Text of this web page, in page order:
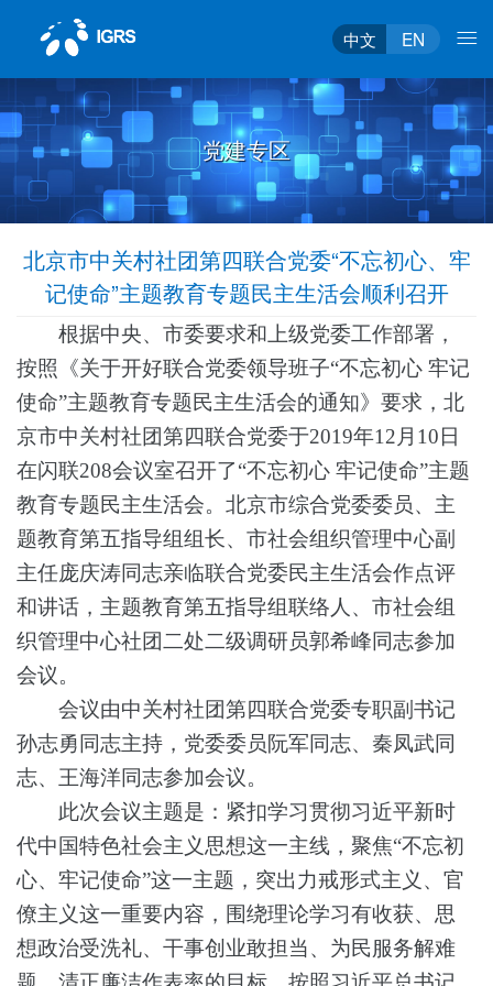
中文 EN
党建专区
北京市中关村社团第四联合党委“不忘初心、牢
记使命”主题教育专题民主生活会顺利召开
根据中央、市委要求和上级党委工作部署，
按照《关于开好联合党委领导班子“不忘初心 牢记
使命”主题教育专题民主生活会的通知》要求，北
京市中关村社团第四联合党委于2019年12月10日
在闪联208会议室召开了“不忘初心 牢记使命”主题
教育专题民主生活会。北京市综合党委委员、主
题教育第五指导组组长、市社会组织管理中心副
主任庞庆涛同志亲临联合党委民主生活会作点评
和讲话，主题教育第五指导组联络人、市社会组
织管理中心社团二处二级调研员郭希峰同志参加
会议。
会议由中关村社团第四联合党委专职副书记
孙志勇同志主持，党委委员阮军同志、秦凤武同
志、王海洋同志参加会议。
此次会议主题是： 紧扣学习贯彻习近平新时
代中国特色社会主义思想这一主线，聚焦“不忘初
心、牢记使命”这一主题，突出力戒形式主义、官
僚主义这一重要内容，围绕理论学习有收获、思
想政治受洗礼、干事创业敢担当、为民服务解难